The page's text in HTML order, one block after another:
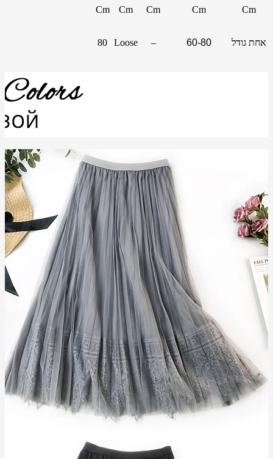
Cm
Cm
Cm
Cm
Cm
אחת גודל 60-80
–
Loose
80